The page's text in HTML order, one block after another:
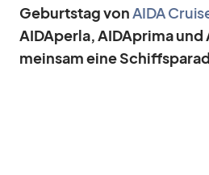
Ge­burts­tag vonAIDA
AID­A­perla, AID­A­prima
mein­sam eine